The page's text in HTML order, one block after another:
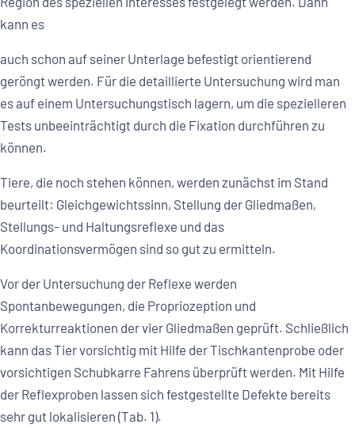
kann es
auch schon auf seiner Unterlage befestigt orientierend
geröngt werden. Für die detaillierte Untersuchung wird man
es auf einem Untersuchungstisch lagern, um die spezielleren
Tests unbeeinträchtigt durch die Fixation durchführen zu
können.
Tiere, die noch stehen können, werden zunächst im Stand
beurteilt: Gleichgewichtssinn, Stellung der Gliedmaßen,
Stellungs- und Haltungsreflexe und das
Koordinationsvermögen sind so gut zu ermitteln.
Vor der Untersuchung der Reflexe werden
Spontanbewegungen, die Propriozeption und
Korrekturreaktionen der vier Gliedmaßen geprüft. Schließlich
kann das Tier vorsichtig mit Hilfe der Tischkantenprobe oder
vorsichtigen Schubkarre Fahrens überprüft werden. Mit Hilfe
der Reflexproben lassen sich festgestellte Defekte bereits
sehr gut lokalisieren (Tab. 1).